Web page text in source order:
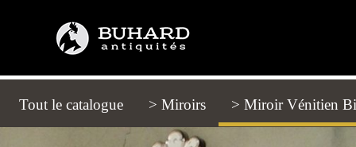
Tout le catalogue (current)
> Miroirs > Miroir Vénitien